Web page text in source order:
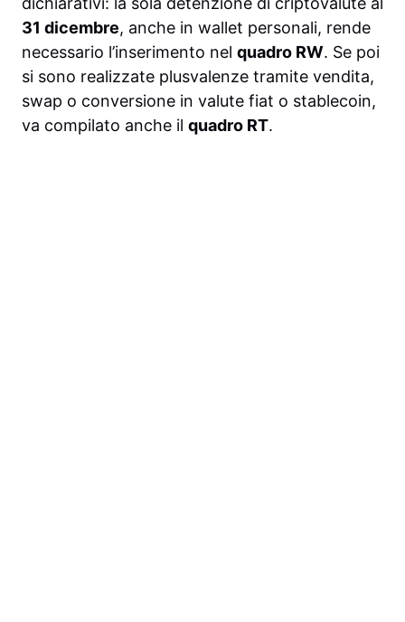
31 dicembre, anche in wallet personali, rende
necessario l’inserimento nel quadro RW. Se poi
si sono realizzate plusvalenze tramite vendita,
swap o conversione in valute fiat o stablecoin,
va compilato anche il quadro RT.